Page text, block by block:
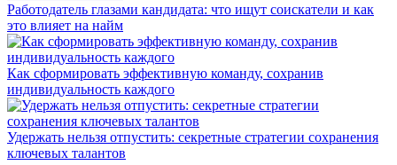
Работодатель глазами кандидата: что ищут соискатели и как
это влияет на найм
Как сформировать эффективную команду, сохранив
индивидуальность каждого
Удержать нельзя отпустить: секретные стратегии сохранения
ключевых талантов